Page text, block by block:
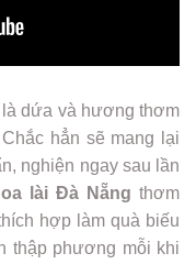
dứa và hương thơm
hẳn sẽ mang lại
nghiện ngay sau lần
lài Đà Nẵng thơm
hợp làm quà biếu
thập phương mỗi khi